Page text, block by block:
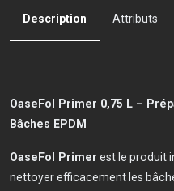
Description Attributs
OaseFol Primer 0,75 L –
Bâches EPDM
OaseFol Primer est le produit
nettoyer efficacement les